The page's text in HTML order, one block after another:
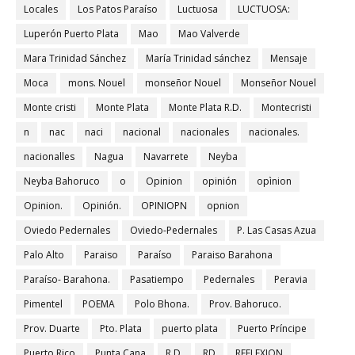
Locales Los Patos Paraíso Luctuosa
LUCTUOSA:
Luperón Puerto Plata
Mao
Mao Valverde
Mara Trinidad Sánchez
María Trinidad sánchez
Mensaje
Moca
mons. Nouel monseñor Nouel
Monseñor Nouel
Monte cristi
Monte Plata Monte Plata R.D.
Montecristi
n
nac naci nacional nacionales
nacionales.
nacionalles
Nagua Navarrete
Neyba
Neyba Bahoruco
o Opinion opinión
opìnion
Opinion.
Opinión. OPINIOPN
opnion
Oviedo Pedernales
Oviedo-Pedernales
P. Las Casas Azua
Palo Alto
Paraiso Paraíso
Paraiso Barahona
Paraíso- Barahona.
Pasatiempo Pedernales
Peravia
Pimentel
POEMA Polo Bhona.
Prov. Bahoruco.
Prov. Duarte
Pto. Plata puerto plata
Puerto Príncipe